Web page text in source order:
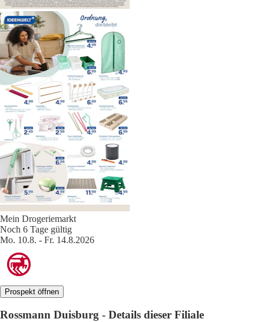
Mein Drogeriemarkt
Noch 6 Tage gültig
Mo. 10.8. - Fr. 14.8.2026
Prospekt öffnen
Rossmann Duisburg - Details dieser Filiale